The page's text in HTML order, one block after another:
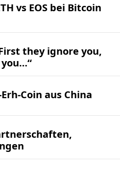
vs EOS bei Bitcoin
they ignore you,
Coin aus China